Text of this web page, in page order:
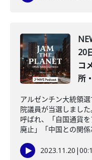
20
コ
所
アルゼンチン大統領
院議員が当選しまし
呼ばれ、「自国通貨
廃止」「中国との関
2023.11.20 |